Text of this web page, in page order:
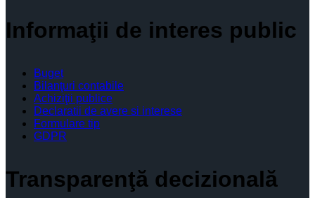
Informaţii de interes public
Buget
Bilanţuri contabile
Achiziţii publice
Declaratii de avere si interese
Formulare tip
GDPR
Transparenţă decizională